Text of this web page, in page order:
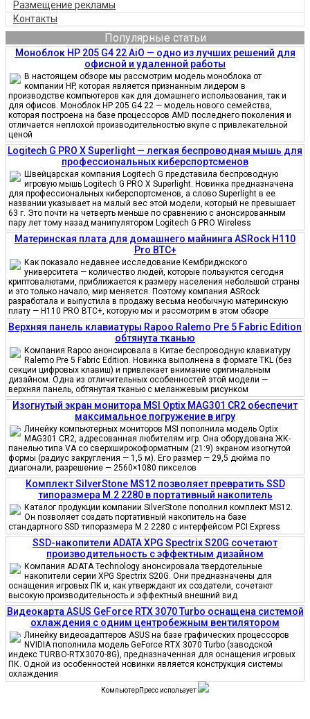
Размещение рекламы
Контакты
Популярные статьи
Моноблок HP 205 G4 22 AiO — одно из лучших решений для
офисной и удаленной работы
В настоящем обзоре мы рассмотрим модель моноблока от
компании HP, которая является признанным лидером в
производстве компьютеров как для домашнего использования, так и
для офисов. Моноблок HP 205 G4 22 — модель нового семейства,
которая построена на базе процессоров AMD последнего поколения и
отличается неплохой производительностью вкупе с привлекательной
ценой
Logitech G PRO X Superlight — легкая беспроводная мышь для
профессиональных киберспортсменов
Швейцарская компания Logitech G представила беспроводную
игровую мышь Logitech G PRO X Superlight. Новинка предназначена
для профессиональных киберспортсменов, а слово Superlight в ее
названии указывает на малый вес этой модели, который не превышает
63 г. Это почти на четверть меньше по сравнению с анонсированным
пару лет тому назад манипулятором Logitech G PRO Wireless
Материнская плата для домашнего майнинга ASRock H110
Pro BTC+
Как показало недавнее исследование Кембриджского
университета — количество людей, которые пользуются сегодня
криптовалютами, приближается к размеру населения небольшой страны
и это только начало, мир меняется. Поэтому компания ASRock
разработала и выпустила в продажу весьма необычную материнскую
плату — H110 PRO BTC+, которую мы и рассмотрим в этом обзоре
Верхняя панель клавиатуры Rapoo Ralemo Pre 5 Fabric Edition
обтянута тканью
Компания Rapoo анонсировала в Китае беспроводную клавиатуру
Ralemo Pre 5 Fabric Edition. Новинка выполнена в формате TKL (без
секции цифровых клавиш) и привлекает внимание оригинальным
дизайном. Одна из отличительных особенностей этой модели —
верхняя панель, обтянутая тканью с меланжевым рисунком
Изогнутый экран монитора MSI Optix MAG301 CR2 обеспечит
максимальное погружение в игру
Линейку компьютерных мониторов MSI пополнила модель Optix
MAG301 CR2, адресованная любителям игр. Она оборудована ЖК-
панелью типа VA со сверхширокоформатным (21:9) экраном изогнутой
формы (радиус закругления — 1,5 м). Его размер — 29,5 дюйма по
диагонали, разрешение — 2560×1080 пикселов
Комплект SilverStone MS12 позволяет превратить SSD
типоразмера M.2 2280 в портативный накопитель
Каталог продукции компании SilverStone пополнил комплект MS12.
Он позволяет создать портативный накопитель на базе
стандартного SSD типоразмера M.2 2280 с интерфейсом PCI Express
SSD-накопители ADATA XPG Spectrix S20G сочетают
производительность с эффектным дизайном
Компания ADATA Technology анонсировала твердотельные
накопители серии XPG Spectrix S20G. Они предназначены для
оснащения игровых ПК и, как утверждают их создатели, сочетают
высокую производительность и эффектный внешний вид
Видеокарта ASUS GeForce RTX 3070 Turbo оснащена системой
охлаждения с одним центробежным вентилятором
Линейку видеоадаптеров ASUS на базе графических процессоров
NVIDIA пополнила модель GeForce RTX 3070 Turbo (заводской
индекс TURBO-RTX3070-8G), предназначенная для оснащения игровых
ПК. Одной из особенностей новинки является конструкция системы
охлаждения
КомпьютерПресс использует